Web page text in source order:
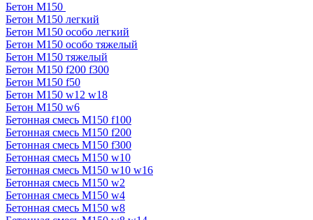
Бетон М150
Бетон М150 легкий
Бетон М150 особо легкий
Бетон М150 особо тяжелый
Бетон М150 тяжелый
Бетон М150 f200 f300
Бетон М150 f50
Бетон М150 w12 w18
Бетон М150 w6
Бетонная смесь М150 f100
Бетонная смесь М150 f200
Бетонная смесь М150 f300
Бетонная смесь М150 w10
Бетонная смесь М150 w10 w16
Бетонная смесь М150 w2
Бетонная смесь М150 w4
Бетонная смесь М150 w8